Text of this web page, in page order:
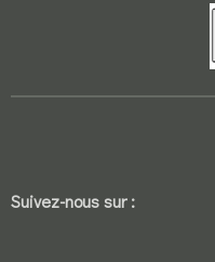
Suivez-nous sur :